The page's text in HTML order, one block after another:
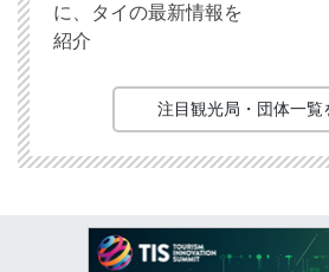
に、タイの最新情報を
紹介
注目観光局・団体一覧